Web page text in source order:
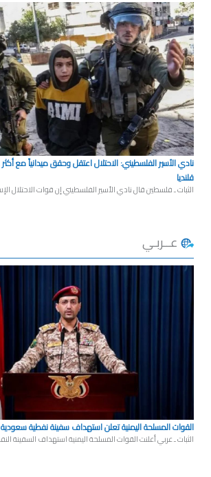
قلنديا
الثبات ـ فلسطين قال نادي الأسير الفلسطيني إن قوات الاحتلال
عــربـي
القوات المسلحة اليمنية تعلن استهداف سفينة نفطية سعودية
الثبات ـ عربي أعلنت القوات المسلحة اليمنية استهداف السفينة